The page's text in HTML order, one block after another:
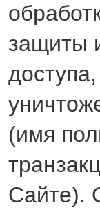
защиты
(имя
Сайте).